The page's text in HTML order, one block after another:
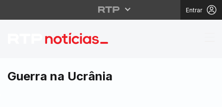
Entrar
Turquia reportou
Guerra na Ucrânia